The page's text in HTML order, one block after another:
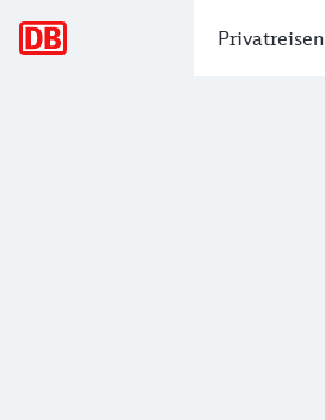
Privatreisen